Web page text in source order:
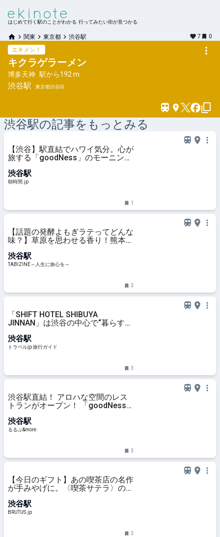
はじめて行く駅のことがわかる 行ってみたい街が見つかる
関東 東京都 渋谷駅 7
0
エキメシ！
キクラゲラーメン
博多天神 駅から192 m
渋谷駅 東京都渋谷区
渋谷駅の記事をもっとみる
【渋谷】駅直結でハワイ気分。心が
旅する「goodNess」のモーニング
渋谷駅
朝時間.jp
1
【話題の発酵よもぎラテってどんな
味？】草原を思わせる香り！熊本県
「BETWEEN by THE YOMOGI
STAND」渋谷にオープン！人気
渋谷駅
TABIZINE～人生に旅心を～
3
「SHIFT HOTEL SHIBUYA
JINNAN」は渋谷の中心で“暮らすよ
ベルjp 旅行ガイド
渋谷駅
トラベルjp 旅行ガイド
3
渋谷駅直結！ アロハな空間のレス
トランがオープン！ 「goodNess
るるぶ&more.
渋谷駅
るるぶ&more.
3
【今日のギフト】あの喫茶店の名作
が手みやげに。〈喫茶サテラ〉のプ
渋谷駅
BRUTUS.jp
3